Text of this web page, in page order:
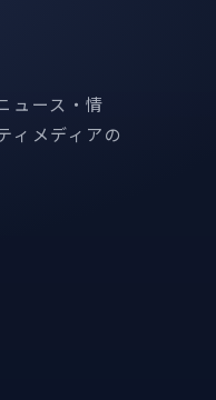
ュース・情
ィメディアの